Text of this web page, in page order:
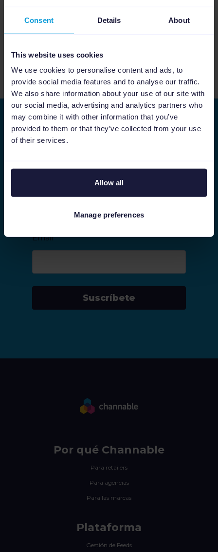
Consent Details About
This website uses cookies
We use cookies to personalise content and ads, to
provide social media features and to analyse our traffic.
We also share information about your use of our site with
our social media, advertising and analytics partners who
may combine it with other information that you’ve
provided to them or that they’ve collected from your use
of their services.
Allow all
Manage preferences
Product Updates Q3, 2022
Ver más videos
Suscríbete a nuestra newsletter
Encontrarás novedades sobre eCommerce,
Email*
Suscríbete
Por qué Channable
Para retailers
Para agencias
Para las marcas
Plataforma
Gestión de Feeds